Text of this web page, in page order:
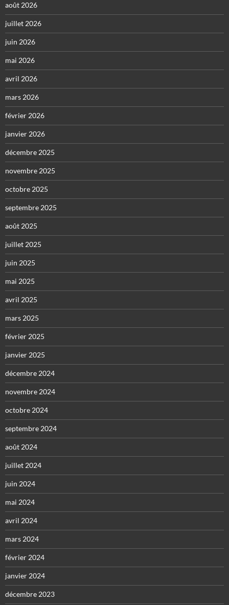
août 2026
juillet 2026
juin 2026
mai 2026
avril 2026
mars 2026
février 2026
janvier 2026
décembre 2025
novembre 2025
octobre 2025
septembre 2025
août 2025
juillet 2025
juin 2025
mai 2025
avril 2025
mars 2025
février 2025
janvier 2025
décembre 2024
novembre 2024
octobre 2024
septembre 2024
août 2024
juillet 2024
juin 2024
mai 2024
avril 2024
mars 2024
février 2024
janvier 2024
décembre 2023